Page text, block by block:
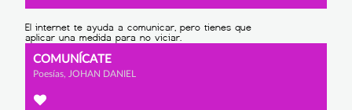
COMUNÍCATE
Poesías, JOHAN DANIEL